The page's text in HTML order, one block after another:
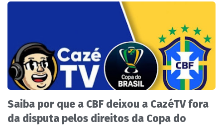
Saiba por que a CBF deixou a CazéTV fora
da disputa pelos direitos da Copa do